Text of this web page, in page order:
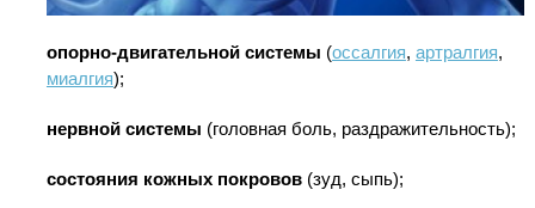
опорно-двигательной системы (оссалгия, артралгия,
миалгия);
нервной системы (головная боль, раздражительность);
состояния кожных покровов(зуд, сыпь);